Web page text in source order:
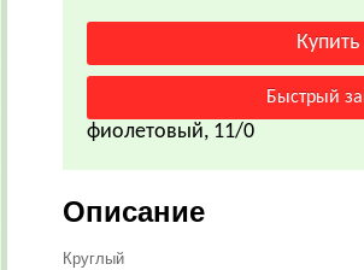
фиолетовый, 11/0
Описание
Круглый